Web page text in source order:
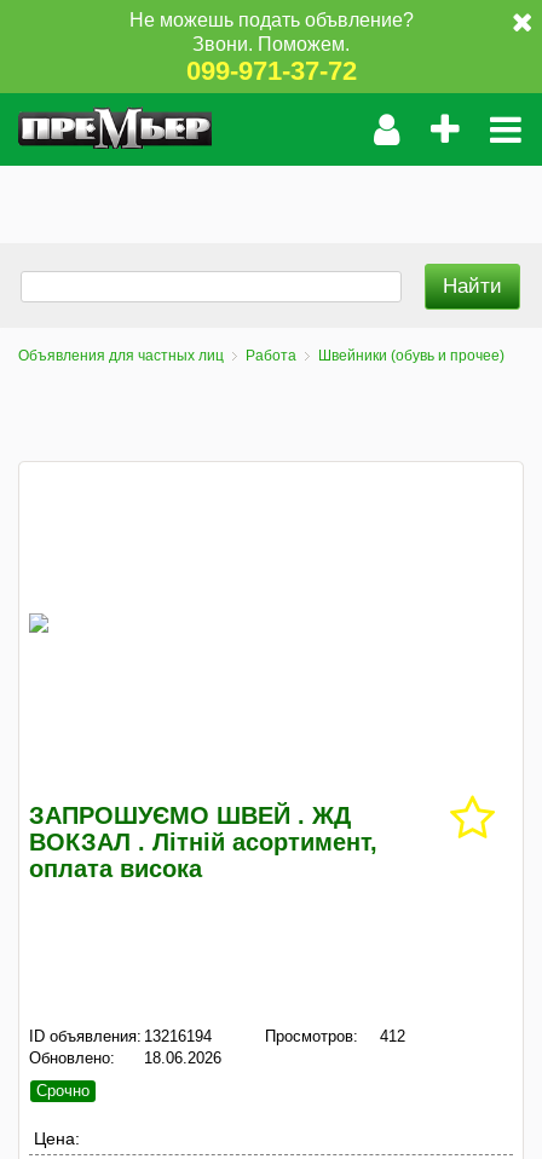
Не можешь подать объвление?
Звони. Поможем.
099-971-37-72
Объявления для частных лиц Работа Швейники (обувь и прочее)
ЗАПРОШУЄМО ШВЕЙ . ЖД
ВОКЗАЛ . Літній асортимент,
оплата висока
ID объявления: 13216194
Обновлено:
18.06.2026
Просмотров: 412
Срочно
Цена: